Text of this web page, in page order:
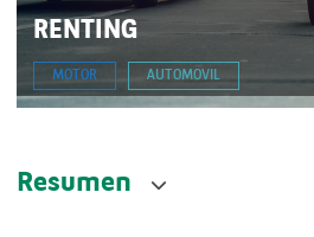
RENTING
MOTOR AUTOMOVIL
Resumen